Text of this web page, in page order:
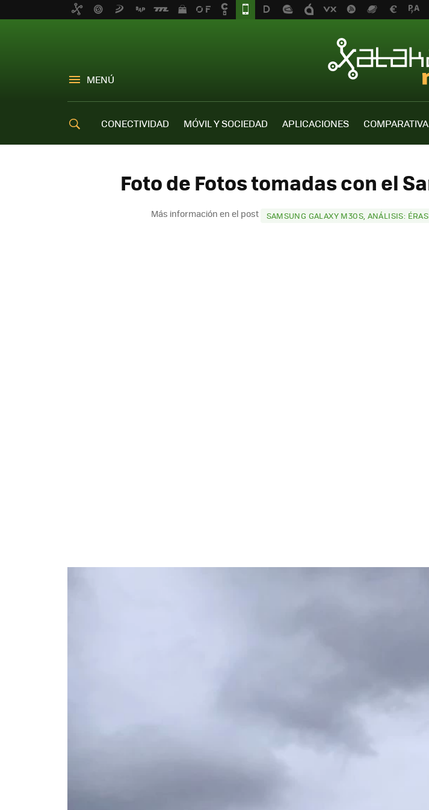
MENÚ
CONECTIVIDAD MÓVIL Y SOCIEDAD APLICACIONES
Foto de Fotos tomadas con el
Más información en el post SAMSUNG GALAXY M30S, ANÁLISIS: